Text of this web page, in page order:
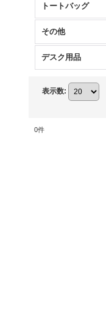
トートバッグ
その他
デスク用品
表示数:
0件